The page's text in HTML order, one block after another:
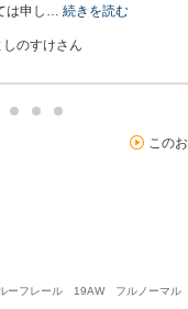
は申し… 続きを読む
しのすけさん
この
レール 19AW フルノーマル